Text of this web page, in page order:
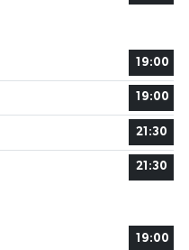
19:00
19:00
21:30
21:30
19:00